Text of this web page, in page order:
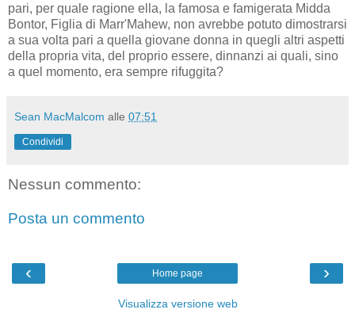
pari, per quale ragione ella, la famosa e famigerata Midda
Bontor, Figlia di Marr'Mahew, non avrebbe potuto dimostrarsi
a sua volta pari a quella giovane donna in quegli altri aspetti
della propria vita, del proprio essere, dinnanzi ai quali, sino
a quel momento, era sempre rifuggita?
Sean MacMalcom alle 07:51
Condividi
Nessun commento:
Posta un commento
‹ ›
Home page
Visualizza versione web